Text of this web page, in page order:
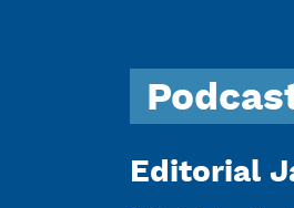
Editorial